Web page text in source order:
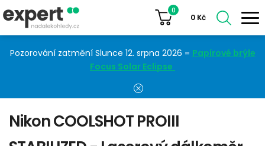
Pozorování zatmění Slunce 12. srpna 2026 = Papírové brýle
Focus Solar Eclipse
0
0 Kč
Nikon COOLSHOT PROIII